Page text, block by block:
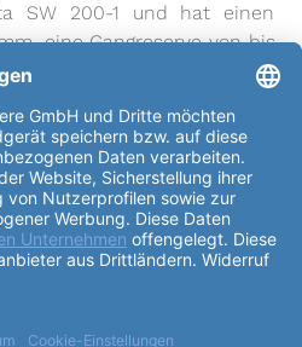
SW 200-1 und hat einen
eine Gangreserve von bis
4.6mm. Das
ist
ist in einer warmen
die Indexe sind in Form
DasArmbandbesteht aus
in einem warmen Braun
eine Faltschließe. Die Uhr
Funktionen, darunter
Leuchtzeiger,
Krone, drehbare